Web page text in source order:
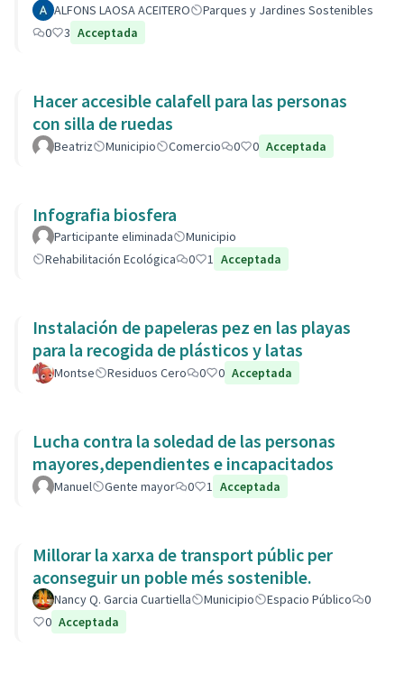
ALFONS LAOSA ACEITERO
Parques y Jardines Sostenibles
0
3 Acceptada
Hacer accesible calafell para las personas
con silla de ruedas
Beatriz Municipio Comercio 0 0 Acceptada
Infografia biosfera
Participante eliminada
Municipio
Rehabilitación Ecológica
0 1 Acceptada
Instalación de papeleras pez en las playas
para la recogida de plásticos y latas
Montse Residuos Cero 0 0 Acceptada
Lucha contra la soledad de las personas
mayores,dependientes e incapacitados
Manuel Gente mayor 0 1 Acceptada
Millorar la xarxa de transport públic per
aconseguir un poble més sostenible.
Nancy Q. Garcia Cuartiella Municipio Espacio Público
0
0 Acceptada